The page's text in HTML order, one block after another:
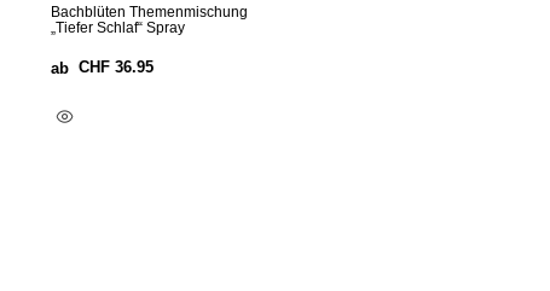
Bachblüten Themenmischung
„Tiefer Schlaf“ Spray
ab CHF 36.95